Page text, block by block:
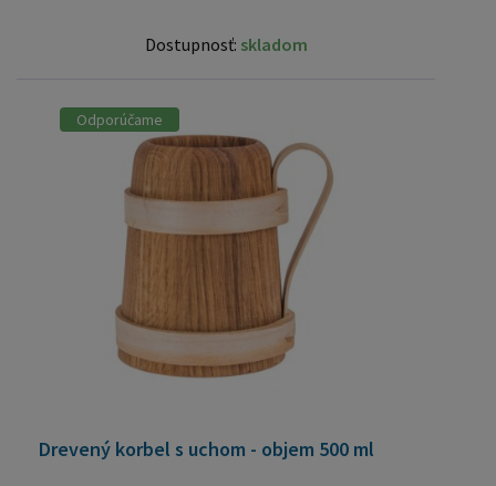
Dostupnosť: skladom
Odporúčame
Drevený korbel s uchom - objem 500 ml